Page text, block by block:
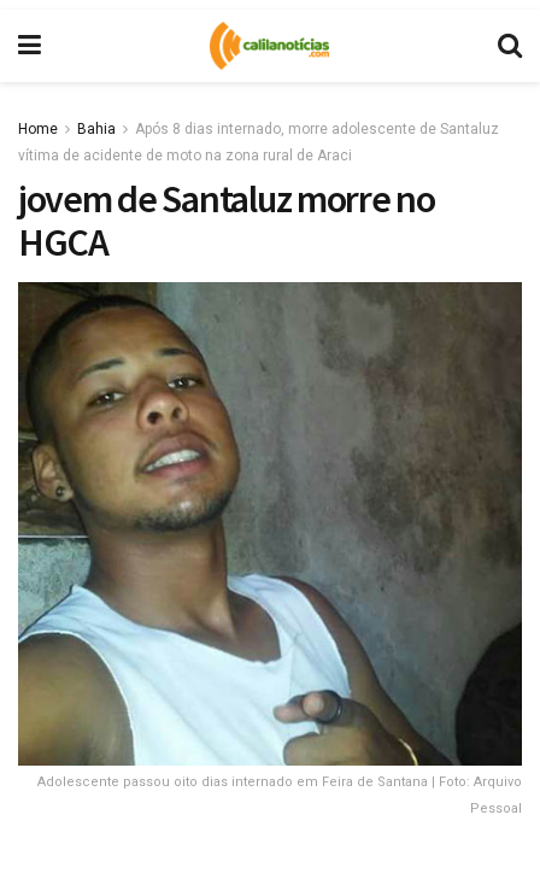
Home Bahia
Após 8 dias internado, morre adolescente de Santaluz
vítima de acidente de moto na zona rural de Araci
jovem de Santaluz morre no
HGCA
Adolescente passou oito dias internado em Feira de Santana | Foto: Arquivo
Pessoal